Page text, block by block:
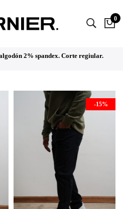
0
2% spandex. Corte regiular.
-15%